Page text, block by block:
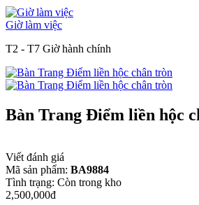
Giờ làm việc
T2 - T7 Giờ hành chính
Bàn Trang Điểm liền hộc
Viết đánh giá
Mã sản phẩm: BA9884
Tình trạng: Còn trong kho
2,500,000đ